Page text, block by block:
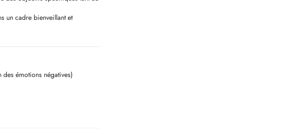
un cadre bienveillant et
professionnelle, plan
+ Restitution personnalisée
émotions négatives)